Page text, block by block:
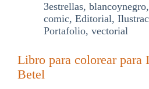
3estrellas, blancoynegro,
comic, Editorial,
Portafolio, vectorial
Libro para colorear para
Betel